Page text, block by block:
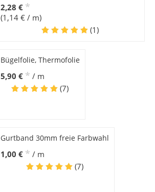
2,28 € *
(1,14 € / m)
(1)
Bügelfolie, Thermofolie
5,90 € * / m
(7)
Gurtband 30mm freie Farbwahl
1,00 € * / m
(7)